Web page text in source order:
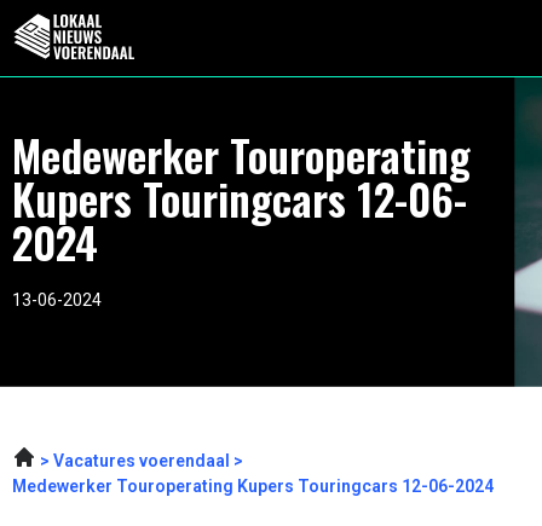
Medewerker Touroperating
Kupers Touringcars 12-06-
2024
13-06-2024
Vacatures voerendaal
Medewerker Touroperating Kupers Touringcars 12-06-2024